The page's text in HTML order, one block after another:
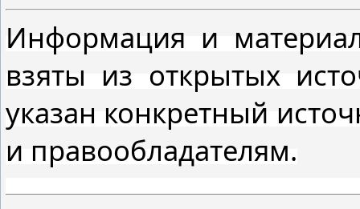
Информация и
взяты из открытых
указан конкретный
и правообладателям.